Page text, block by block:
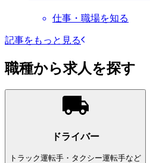
仕事・職場を知る
記事をもっと見る
職種から求人を探す
ドライバー
トラック運転手・タクシー運転手など